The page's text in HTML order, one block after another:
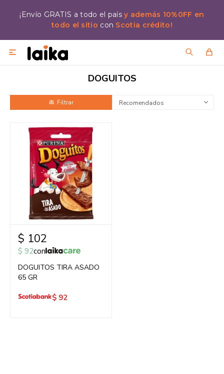
¡Envío GRATIS a todo el paísy además 10%0FF en
todo el sitio con Scotia crédito!

DOGUITOS
Recomendados
$ 102
$ 92con
DOGUITOS TIRA ASADO
65 GR
$ 92